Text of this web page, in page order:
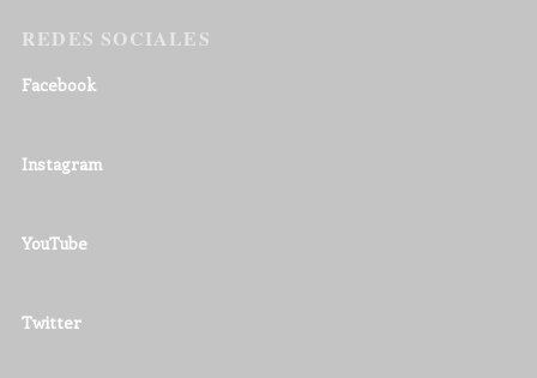
REDES SOCIALES
Facebook
Instagram
YouTube
Twitter